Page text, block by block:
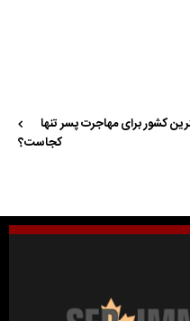
کشور برای مهاجرت پسر تنها
کجاست؟